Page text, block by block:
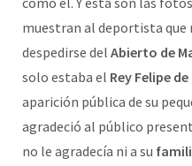
muestran al deportista que
despedirse del Abierto de
solo estaba el Rey Felipe
aparición pública de su
agradeció al público
no le agradecía ni a su